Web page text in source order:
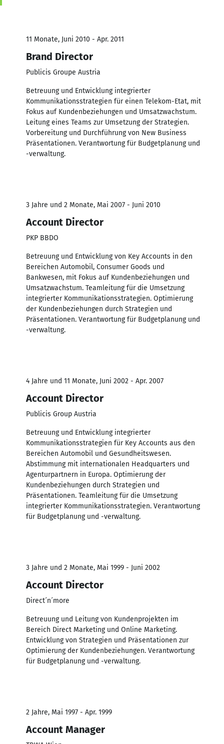
11 Monate, Juni 2010 - Apr. 2011
Brand Director
Publicis Groupe Austria
Betreuung und Entwicklung integrierter
Kommunikationsstrategien für einen Telekom-Etat, mit
Fokus auf Kundenbeziehungen und Umsatzwachstum.
Leitung eines Teams zur Umsetzung der Strategien.
Vorbereitung und Durchführung von New Business
Präsentationen. Verantwortung für Budgetplanung und
-verwaltung.
3 Jahre und 2 Monate, Mai 2007 - Juni 2010
Account Director
PKP BBDO
Betreuung und Entwicklung von Key Accounts in den
Bereichen Automobil, Consumer Goods und
Bankwesen, mit Fokus auf Kundenbeziehungen und
Umsatzwachstum. Teamleitung für die Umsetzung
integrierter Kommunikationsstrategien. Optimierung
der Kundenbeziehungen durch Strategien und
Präsentationen. Verantwortung für Budgetplanung und
-verwaltung.
4 Jahre und 11 Monate, Juni 2002 - Apr. 2007
Account Director
Publicis Group Austria
Betreuung und Entwicklung integrierter
Kommunikationsstrategien für Key Accounts aus den
Bereichen Automobil und Gesundheitswesen.
Abstimmung mit internationalen Headquarters und
Agenturpartnern in Europa. Optimierung der
Kundenbeziehungen durch Strategien und
Präsentationen. Teamleitung für die Umsetzung
integrierter Kommunikationsstrategien. Verantwortung
für Budgetplanung und -verwaltung.
3 Jahre und 2 Monate, Mai 1999 - Juni 2002
Account Director
Direct´n´more
Betreuung und Leitung von Kundenprojekten im
Bereich Direct Marketing und Online Marketing.
Entwicklung von Strategien und Präsentationen zur
Optimierung der Kundenbeziehungen. Verantwortung
für Budgetplanung und -verwaltung.
2 Jahre, Mai 1997 - Apr. 1999
Account Manager